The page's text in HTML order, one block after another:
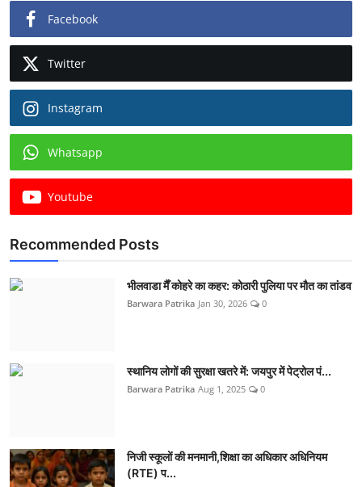
Facebook
Twitter
Instagram
Whatsapp
Youtube
Recommended Posts
भीलवाडा मैँ कोहरे का कहर: कोठारी पुलिया पर मौत का तांडव
Barwara Patrika Jan 30, 2026 0
स्थानिय लोगों की सुरक्षा खतरे में: जयपुर में पेट्रोल पं...
Barwara Patrika Aug 1, 2025 0
निजी स्कूलों की मनमानी,शिक्षा का अधिकार अधिनियम
(RTE) प...